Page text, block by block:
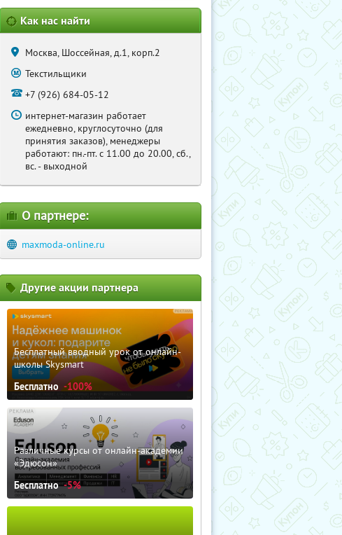
Как нас найти
Москва, Шоссейная, д.1, корп.2
Текстильщики
+7 (926) 684-05-12
интернет-магазин работает
ежедневно, круглосуточно (для
принятия заказов), менеджеры
работают: пн.-пт. с 11.00 до 20.00, сб.,
вс. - выходной
О партнере:
maxmoda-online.ru
Другие акции партнера
Бесплатный вводный урок от онлайн-
школы Skysmart
Бесплатно -100%
Различные курсы от онлайн-академии
«Эдюсон»
Бесплатно -5%